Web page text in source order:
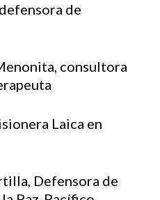
de
consultora
Laica en
Defensora de